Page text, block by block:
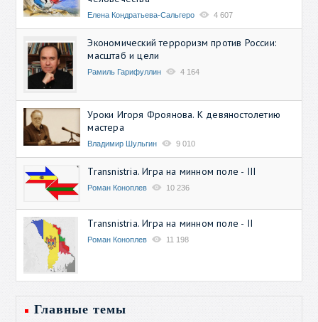
Елена Кондратьева-Сальгеро 4 607
Экономический терроризм против России:
масштаб и цели
Рамиль Гарифуллин 4 164
Уроки Игоря Фроянова. К девяностолетию
мастера
Владимир Шульгин 9 010
Transnistria. Игра на минном поле - III
Роман Коноплев 10 236
Transnistria. Игра на минном поле - II
Роман Коноплев 11 198
Главные темы